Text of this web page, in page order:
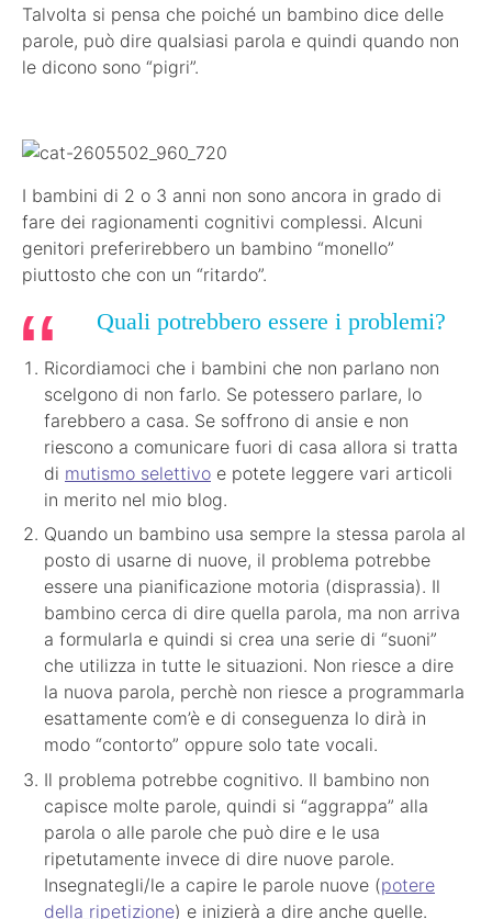
Talvolta si pensa che poiché un bambino dice delle
parole, può dire qualsiasi parola e quindi quando non
le dicono sono “pigri”.
I bambini di 2 o 3 anni non sono ancora in grado di
fare dei ragionamenti cognitivi complessi. Alcuni
genitori preferirebbero un bambino “monello”
piuttosto che con un “ritardo”.
Quali potrebbero essere i problemi?
Ricordiamoci che i bambini che non parlano non
scelgono di non farlo. Se potessero parlare, lo
farebbero a casa. Se soffrono di ansie e non
riescono a comunicare fuori di casa allora si tratta
di mutismo selettivo e potete leggere vari articoli
in merito nel mio blog.
Quando un bambino usa sempre la stessa parola al
posto di usarne di nuove, il problema potrebbe
essere una pianificazione motoria (disprassia). Il
bambino cerca di dire quella parola, ma non arriva
a formularla e quindi si crea una serie di “suoni”
che utilizza in tutte le situazioni. Non riesce a dire
la nuova parola, perchè non riesce a programmarla
esattamente com’è e di conseguenza lo dirà in
modo “contorto” oppure solo tate vocali.
Il problema potrebbe cognitivo. Il bambino non
capisce molte parole, quindi si “aggrappa” alla
parola o alle parole che può dire e le usa
ripetutamente invece di dire nuove parole.
Insegnategli/le a capire le parole nuove (potere
della ripetizione) e inizierà a dire anche quelle.